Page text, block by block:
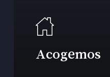
Acogemos